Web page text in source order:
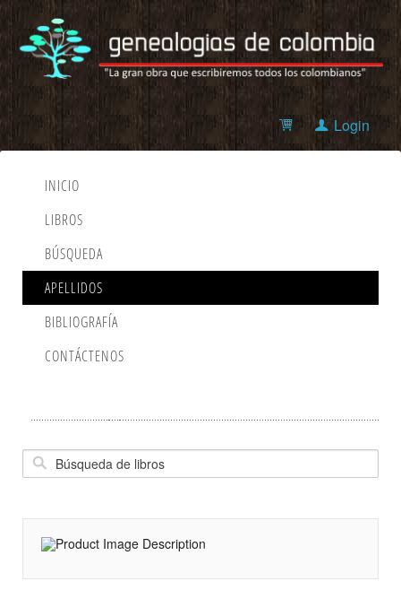
Login
INICIO
LIBROS
BÚSQUEDA
APELLIDOS
BIBLIOGRAFÍA
CONTÁCTENOS